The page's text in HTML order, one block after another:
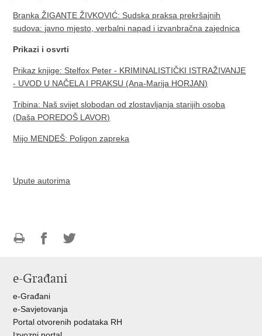
Branka ŽIGANTE ŽIVKOVIĆ: Sudska praksa prekršajnih
sudova: javno mjesto, verbalni napad i izvanbračna zajednica
Prikazi i osvrti
Prikaz knjige: Stelfox Peter - KRIMINALISTIČKI ISTRAŽIVANJE
- UVOD U NAČELA I PRAKSU (Ana-Marija HORJAN)
Tribina: Naš svijet slobodan od zlostavljanja starijih osoba
(Daša POREDOŠ LAVOR)
Mijo MENDEŠ: Poligon zapreka
Upute autorima
FacebookuTwitteru
e-Građani
e-Građani
e-Savjetovanja
Portal otvorenih podataka RH